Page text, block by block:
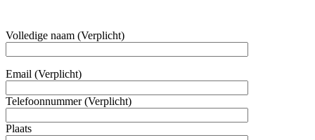
Volledige naam (Verplicht)
Email (Verplicht)
Telefoonnummer (Verplicht)
Plaats